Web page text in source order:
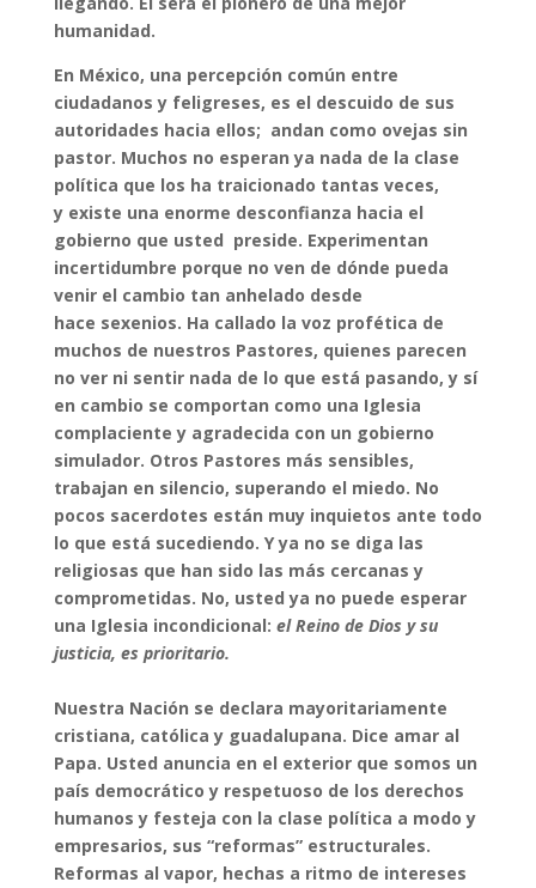
humanidad.
En México, una percepción común entre
ciudadanos y feligreses, es el descuido de sus
autoridades hacia ellos; andan como ovejas sin
pastor. Muchos no esperan ya nada de la clase
política que los ha traicionado tantas veces,
y existe una enorme desconfianza hacia el
gobierno que usted preside. Experimentan
incertidumbre porque no ven de dónde pueda
venir el cambio tan anhelado desde
hace sexenios. Ha callado la voz profética de
muchos de nuestros Pastores, quienes parecen
no ver ni sentir nada de lo que está pasando, y sí
en cambio se comportan como una Iglesia
complaciente y agradecida con un gobierno
simulador. Otros Pastores más sensibles,
trabajan en silencio, superando el miedo. No
pocos sacerdotes están muy inquietos ante todo
lo que está sucediendo. Y ya no se diga las
religiosas que han sido las más cercanas y
comprometidas. No, usted ya no puede esperar
una Iglesia incondicional: el Reino de Dios y su
justicia, es prioritario.
Nuestra Nación se declara mayoritariamente
cristiana, católica y guadalupana. Dice amar al
Papa. Usted anuncia en el exterior que somos un
país democrático y respetuoso de los derechos
humanos y festeja con la clase política a modo y
empresarios, sus “reformas” estructurales.
Reformas al vapor, hechas a ritmo de intereses